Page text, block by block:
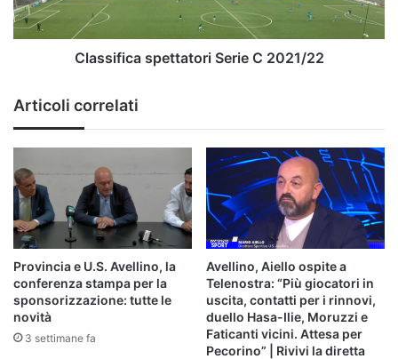
Classifica spettatori Serie C 2021/22
Articoli correlati
Provincia e U.S. Avellino, la
conferenza stampa per la
sponsorizzazione: tutte le
novità
3 settimane fa
Avellino, Aiello ospite a
Telenostra: “Più giocatori in
uscita, contatti per i rinnovi,
duello Hasa-Ilie, Moruzzi e
Faticanti vicini. Attesa per
Pecorino” | Rivivi la diretta